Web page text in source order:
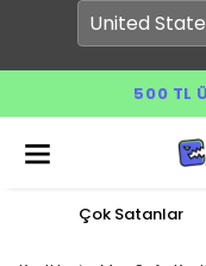
500 TL
Çok Satanlar